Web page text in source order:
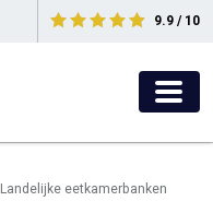
9.9 / 10
Landelijke eetkamerbanken